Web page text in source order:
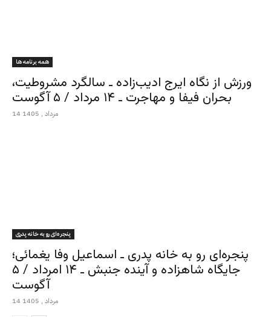
همه برنامه ها
ورزش از نگاه ایرج ادیب‌زاده ـ سالگرد مشروطیت،
بحران فیفا و مهاجرت ـ ۱۴ مرداد / ۵ آگوست
14 مرداد , 1405
پنجره‌ای رو به خانه پدری
پنجره‌ای رو به خانه پدری ـ اسماعیل وفا یغمائی؛
جایگاه شاهزاده و آینده جنبش ـ ۱۴ امرداد / ۵
آگوست
14 مرداد , 1405